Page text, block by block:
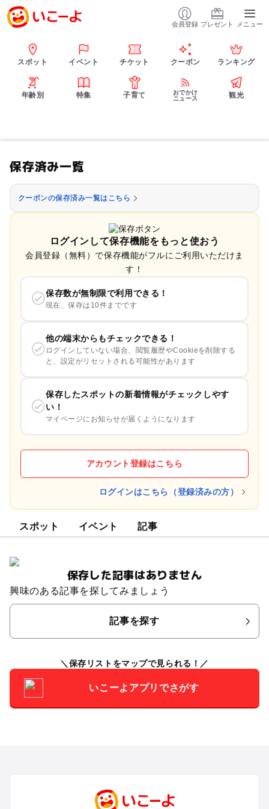
会員登録 プレゼント メニュー
スポット イベント チケット クーポン ランキング
年齢別 特集 子育て
おでかけ
ニュース
観光
保存済み一覧
クーポンの保存済み一覧はこちら
ログインして保存機能をもっと使おう
会員登録（無料）で保存機能がフルにご利用いただけま
す！
保存数が無制限で利用できる！
現在、保存は10件までです
他の端末からもチェックできる！
ログインしていない場合、閲覧履歴やCookieを削除する
と、設定がリセットされる可能性があります
保存したスポットの新着情報がチェックしやす
い！
マイページにお知らせが届くようになります
アカウント登録はこちら
ログインはこちら（登録済みの方）
スポット イベント 記事
保存した記事はありません
興味のある記事を探してみましょう
記事を探す
保存リストをマップで見られる！
いこーよアプリでさがす